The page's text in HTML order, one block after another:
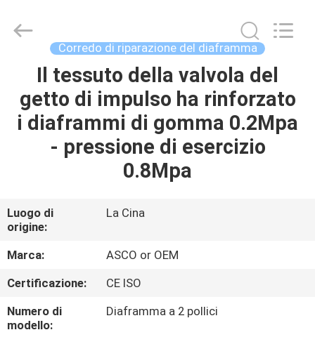
CASA.
PRODOTTI
NOI
VISITA
ALLA
FABBRICA
Hardware
Corredo di riparazione del diaframma
Il tessuto della valvola del
getto di impulso ha rinforzato
i diaframmi di gomma 0.2Mpa
- pressione di esercizio
0.8Mpa
Luogo di
origine:
La Cina
Marca:
ASCO or OEM
Certificazione:
CE ISO
Numero di
modello:
Diaframma a 2 pollici